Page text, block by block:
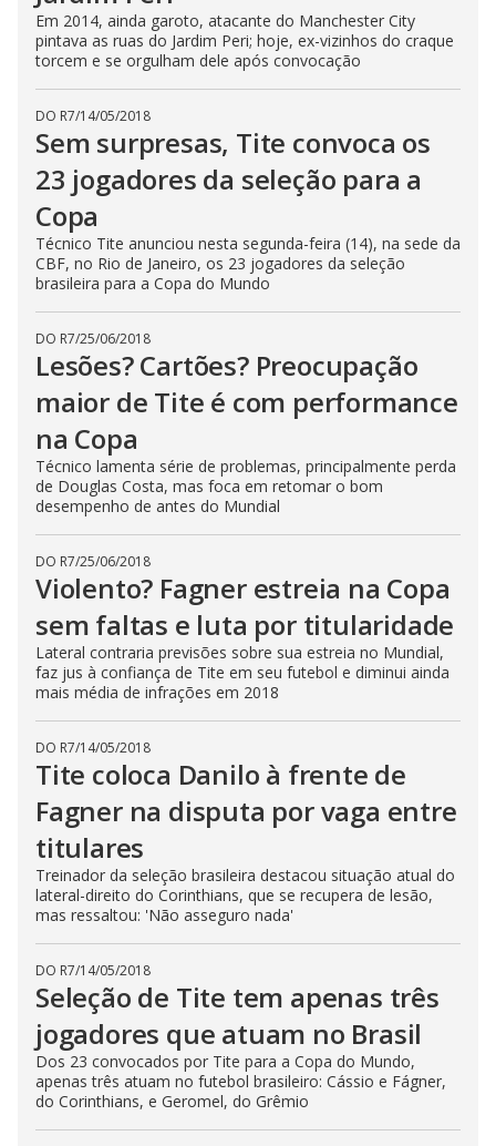
Em 2014, ainda garoto, atacante do Manchester City
pintava as ruas do Jardim Peri; hoje, ex-vizinhos do craque
torcem e se orgulham dele após convocação
DO R7/14/05/2018
Sem surpresas, Tite convoca os
23 jogadores da seleção para a
Copa
Técnico Tite anunciou nesta segunda-feira (14), na sede da
CBF, no Rio de Janeiro, os 23 jogadores da seleção
brasileira para a Copa do Mundo
DO R7/25/06/2018
Lesões? Cartões? Preocupação
maior de Tite é com performance
na Copa
Técnico lamenta série de problemas, principalmente perda
de Douglas Costa, mas foca em retomar o bom
desempenho de antes do Mundial
DO R7/25/06/2018
Violento? Fagner estreia na Copa
sem faltas e luta por titularidade
Lateral contraria previsões sobre sua estreia no Mundial,
faz jus à confiança de Tite em seu futebol e diminui ainda
mais média de infrações em 2018
DO R7/14/05/2018
Tite coloca Danilo à frente de
Fagner na disputa por vaga entre
titulares
Treinador da seleção brasileira destacou situação atual do
lateral-direito do Corinthians, que se recupera de lesão,
mas ressaltou: 'Não asseguro nada'
DO R7/14/05/2018
Seleção de Tite tem apenas três
jogadores que atuam no Brasil
Dos 23 convocados por Tite para a Copa do Mundo,
apenas três atuam no futebol brasileiro: Cássio e Fágner,
do Corinthians, e Geromel, do Grêmio